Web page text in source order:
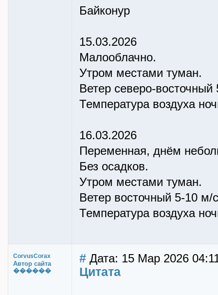
Байконур
15.03.2026
Малооблачно.
Утром местами туман.
Ветер северо-
Температура воздуха
16.03.2026
Переменная, днём
Без осадков.
Утром местами туман.
Ветер восточный 5-10
Температура воздуха
CorvusCorax
Автор сайта
������
# Дата: 15 Мар 2026
Цитата